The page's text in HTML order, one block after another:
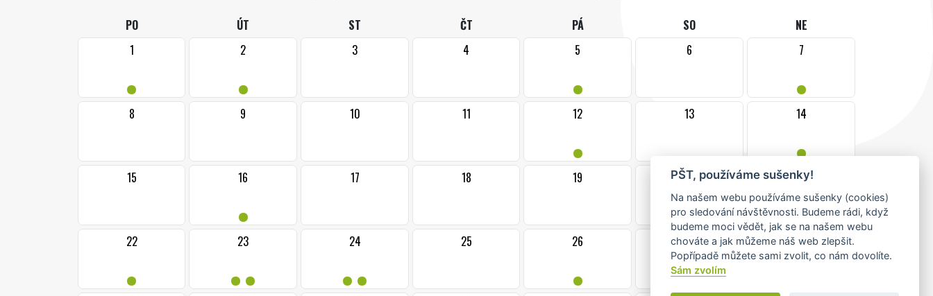
PO ÚT ST ČT PÁ SO
NE
1
•
2
•
3 4 5
•
6 7
•
8 9 10 11 12
•
13 14
•
15 16
•
17 18 19 20 21
•
22
•
23
••
24
••
25 26
•
27 28
PŠT, používáme sušenky!
Na našem webu používáme sušenky (cookies)
pro sledování návštěvnosti. Budeme rádi, když
budeme moci vědět, jak se na našem webu
chováte a jak můžeme náš web zlepšit.
Popřípadě můžete sami zvolit, co nám dovolíte.
Sám zvolím